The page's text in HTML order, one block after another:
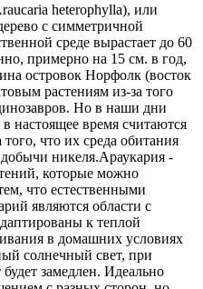
heterophylla), или
с симметричной
среде вырастает до 60
примерно на 15 см. в год,
островок Норфолк (восток
растениям из-за того
Но в наши дни
настоящее время считаются
что их среда обитания
никеля.Араукария -
которые можно
что естественными
являются области с
к теплой
в домашних условиях
солнечный свет, при
замедлен. Идеально